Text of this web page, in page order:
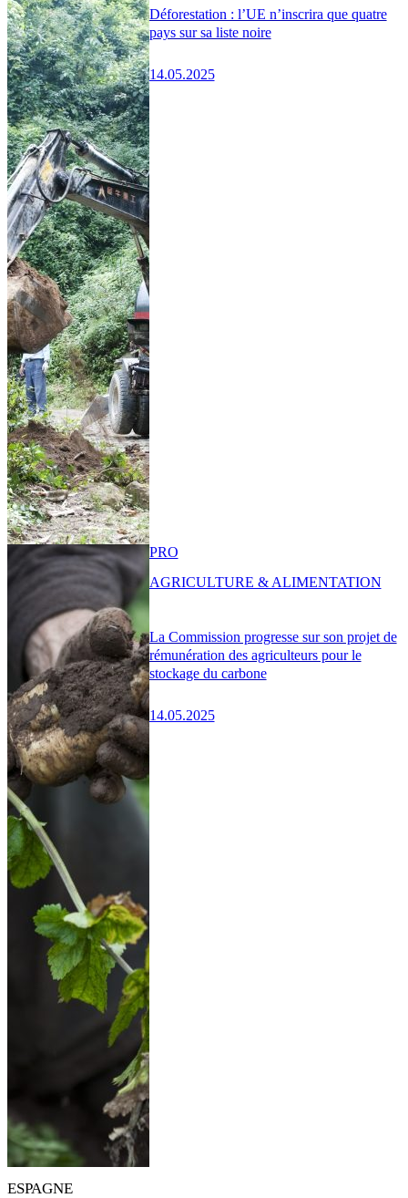
Déforestation : l’UE n’inscrira que quatre
pays sur sa liste noire
14.05.2025
La Commission progresse sur son projet de
rémunération des agriculteurs pour le
stockage du carbone
14.05.2025
PRO
AGRICULTURE & ALIMENTATION
ESPAGNE